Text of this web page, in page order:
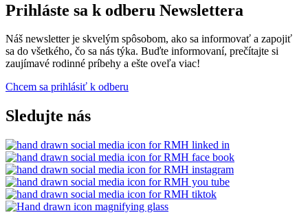
Prihláste sa k odberu Newslettera
Náš newsletter je skvelým spôsobom, ako sa informovať a zapojiť
sa do všetkého, čo sa nás týka. Buďte informovaní, prečítajte si
zaujímavé rodinné príbehy a ešte oveľa viac!
Chcem sa prihlásiť k odberu
Sledujte nás